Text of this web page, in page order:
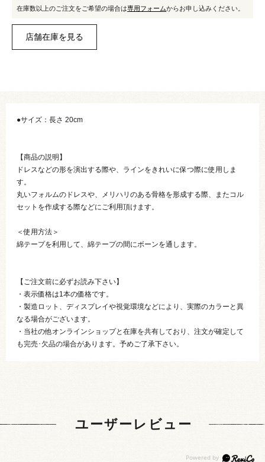
在庫数以上のご注文をご希望の場合は専用フォームからお申し込みください。
●サイズ：長さ 20cm
【商品の説明】
ドレスなどの形を演出する際や、ラインをきれいに保つ際に使用しま
す。
丸いフォルムのドレスや、メリハリのある骨格を形成する際、またコル
セットを作成する際などにご利用頂けます。
＜使用方法＞
綿テープを利用して、綿テープの間にボーンを通します。
【ご注文前に必ずお読み下さい】
・表示価格は1本の価格です。
・製造ロット、ディスプレイや視覚環境などにより、実際のカラーと異
なる場合がございます。
・当社の他オンラインショップと在庫を共有しており、注文が確定して
も完売･欠品の場合があります。予めご了承下さい。
ユーザーレビュー